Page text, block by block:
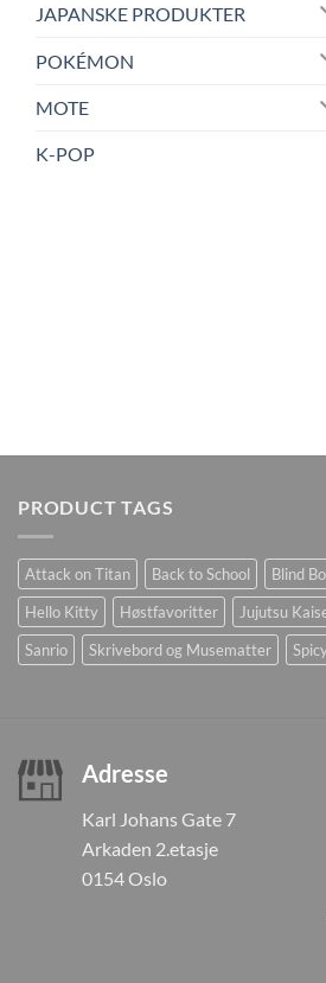
JAPANSKE PRODUKTER
POKÉMON
MOTE
K-POP
PRODUCT TAGS
Attack on Titan Back to School Blind
Hello Kitty
Høstfavoritter Jujutsu
Sanrio
Skrivebord og Musematter
Adresse
Karl Johans Gate 7
Arkaden 2.etasje
0154 Oslo